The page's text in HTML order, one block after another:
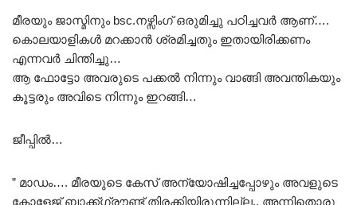
മീരയും ജാസ്മിനും bsc.നഴ്സിംഗ് ഒരുമിച്ചു പഠിച്ചവർ ആണ്….
കൊലയാളികൾ മറക്കാൻ ശ്രമിച്ചതും ഇതായിരിക്കണം
എന്നവർ ചിന്തിച്ചു…
ആ ഫോട്ടോ അവരുടെ പക്കൽ നിന്നും വാങ്ങി അവന്തികയും
കൂട്ടരും അവിടെ നിന്നും ഇറങ്ങി…
ജീപ്പിൽ…
” മാഡം…. മീരയുടെ കേസ് അന്യോഷിച്ചപ്പോഴും അവളുടെ
കോളേജ് ബാക്ക്ഗ്രൗണ്ട് തിരക്കിയിരുന്നില്ല.. അന്നിതൊരു